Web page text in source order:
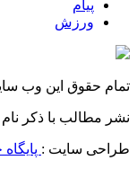
پیام
ورزش
تمام حقوق این وب
نشر مطالب با ذکر نام
طراحی سایت :